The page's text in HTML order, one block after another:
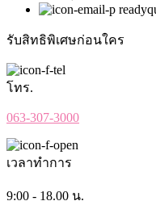
รับสิทธิพิเศษก่อนใคร
โทร.
063-307-3000
เวลาทำการ
9:00 - 18.00 น.